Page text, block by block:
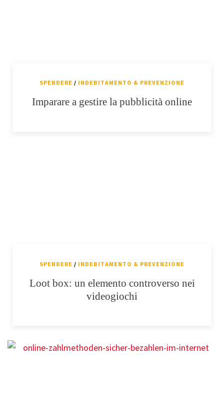
SPENDERE / INDEBITAMENTO & PREVENZIONE
Imparare a gestire la pubblicità online
SPENDERE / INDEBITAMENTO & PREVENZIONE
Loot box: un elemento controverso nei
videogiochi